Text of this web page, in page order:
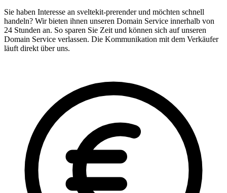
Sie haben Interesse an sveltekit-prerender und möchten schnell
handeln? Wir bieten ihnen unseren Domain Service innerhalb von
24 Stunden an. So sparen Sie Zeit und können sich auf unseren
Domain Service verlassen. Die Kommunikation mit dem Verkäufer
läuft direkt über uns.